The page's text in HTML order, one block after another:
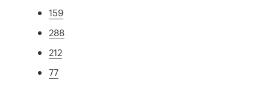
159
288
212
77